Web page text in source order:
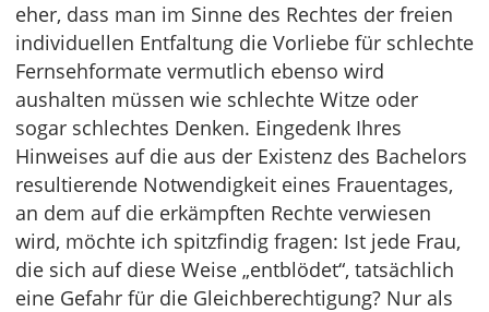
eher, dass man im Sinne des Rechtes der freien
individuellen Entfaltung die Vorliebe für schlechte
Fernsehformate vermutlich ebenso wird
aushalten müssen wie schlechte Witze oder
sogar schlechtes Denken. Eingedenk Ihres
Hinweises auf die aus der Existenz des Bachelors
resultierende Notwendigkeit eines Frauentages,
an dem auf die erkämpften Rechte verwiesen
wird, möchte ich spitzfindig fragen: Ist jede Frau,
die sich auf diese Weise „entblödet“, tatsächlich
eine Gefahr für die Gleichberechtigung? Nur als